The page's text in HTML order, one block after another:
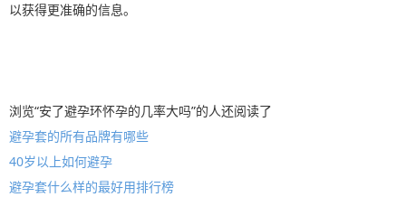
以获得更准确的信息。
浏览“安了避孕环怀孕的几率大吗”的人还阅读了
避孕套的所有品牌有哪些
40岁以上如何避孕
避孕套什么样的最好用排行榜